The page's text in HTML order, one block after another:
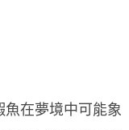
魚在夢境中可能象